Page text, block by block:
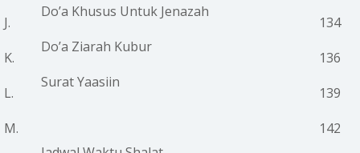
J.
K.
L.
M.
Do’a Khusus Untuk Jenazah
Do’a Ziarah Kubur
Surat Yaasiin
134
136
139
142